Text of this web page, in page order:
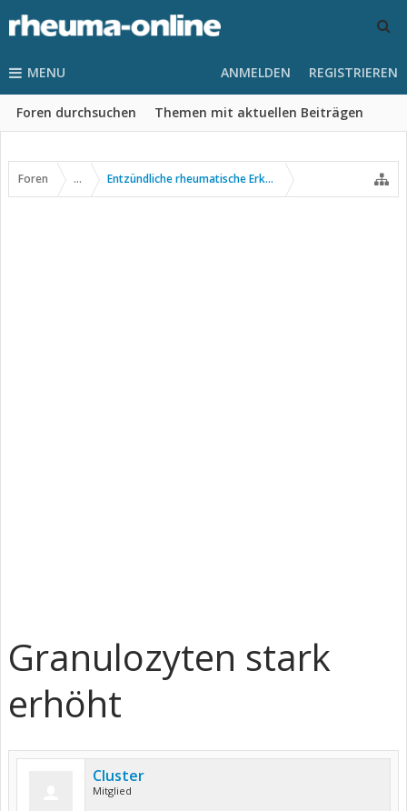
MENU
Foren durchsuchen Themen mit aktuellen Beiträgen
ANMELDEN REGISTRIEREN
Foren ... Entzündliche rheumatische Erkrankungen
Granulozyten stark
erhöht
Cluster
Mitglied